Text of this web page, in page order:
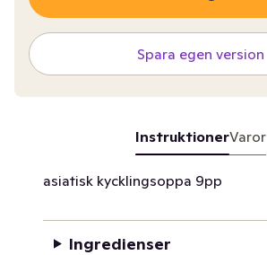
Spara egen version
InstruktionerVaror
asiatisk kycklingsoppa 9pp
Ingredienser